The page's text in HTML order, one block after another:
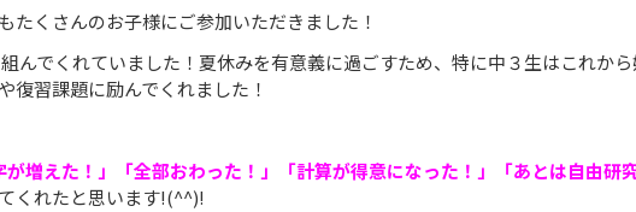
たくさんのお子様にご参加いただきました！
んでくれていました！夏休みを有意義に過ごすため、特に中３生はこれか
復習課題に励んでくれました！
が増えた！」
「全部おわった！」「計算が得意になった！」「あとは自由研
くれたと思います!(^^)!